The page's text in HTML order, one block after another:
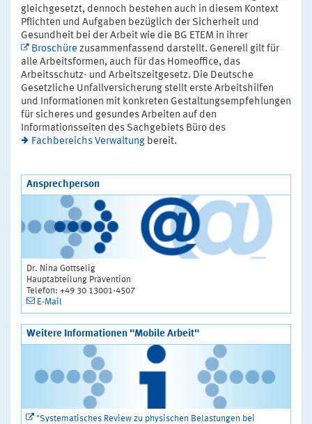
gleichgesetzt, dennoch bestehen auch in diesem Kontext
Pflichten und Aufgaben bezüglich der Sicherheit und
Gesundheit bei der Arbeit wie die BG ETEM in ihrer
Broschüre zusammenfassend darstellt. Generell gilt für
alle Arbeitsformen, auch für das Homeoffice, das
Arbeitsschutz- und Arbeitszeitgesetz. Die Deutsche
Gesetzliche Unfallversicherung stellt erste Arbeitshilfen
und Informationen mit konkreten Gestaltungsempfehlungen
für sicheres und gesundes Arbeiten auf den
Informationsseiten des Sachgebiets Büro des
Fachbereichs Verwaltung bereit.
Ansprechperson
Dr. Nina Gottselig
Hauptabteilung Prävention
Telefon: +49 30 13001-4507
E-Mail
Weitere Informationen "Mobile Arbeit"
"Systematisches Review zu physischen Belastungen bei